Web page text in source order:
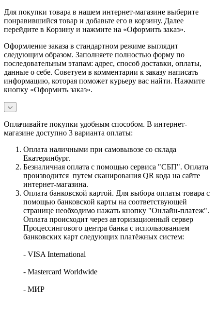
Для покупки товара в нашем интернет-магазине выберите
понравившийся товар и добавьте его в корзину. Далее
перейдите в Корзину и нажмите на «Оформить заказ».
Оформление заказа в стандартном режиме выглядит
следующим образом. Заполняете полностью форму по
последовательным этапам: адрес, способ доставки, оплаты,
данные о себе. Советуем в комментарии к заказу написать
информацию, которая поможет курьеру вас найти. Нажмите
кнопку «Оформить заказ».
Оплачивайте покупки удобным способом. В интернет-
магазине доступно 3 варианта оплаты:
Оплата наличными при самовывозе со склада
Екатеринбург.
Безналичная оплата с помощью сервиса "СБП". Оплата
производится путем сканирования QR кода на сайте
интернет-магазина.
Оплата банковской картой. Для выбора оплаты товара с
помощью банковской карты на соответствующей
странице необходимо нажать кнопку "Онлайн-платеж".
Оплата происходит через авторизационный сервер
Процессингового центра банка с использованием
банковских карт следующих платёжных систем:
- VISA International
- Mastercard Worldwide
- МИР